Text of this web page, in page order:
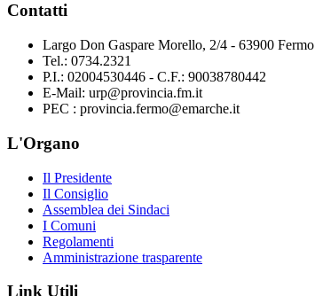
Contatti
Largo Don Gaspare Morello, 2/4 - 63900 Fermo
Tel.: 0734.2321
P.I.: 02004530446 - C.F.: 90038780442
E-Mail: urp@provincia.fm.it
PEC : provincia.fermo@emarche.it
L'Organo
Il Presidente
Il Consiglio
Assemblea dei Sindaci
I Comuni
Regolamenti
Amministrazione trasparente
Link Utili